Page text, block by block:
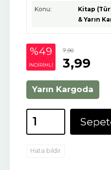
Konu: Kitap
& Yarın
%49
INDIRIMLI
7,90
3,99
Yarın Kargoda
Hata bildir